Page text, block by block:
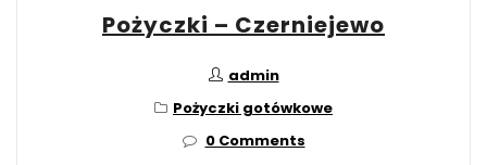
Pożyczki – Czerniejewo
admin
Pożyczki gotówkowe
0 Comments